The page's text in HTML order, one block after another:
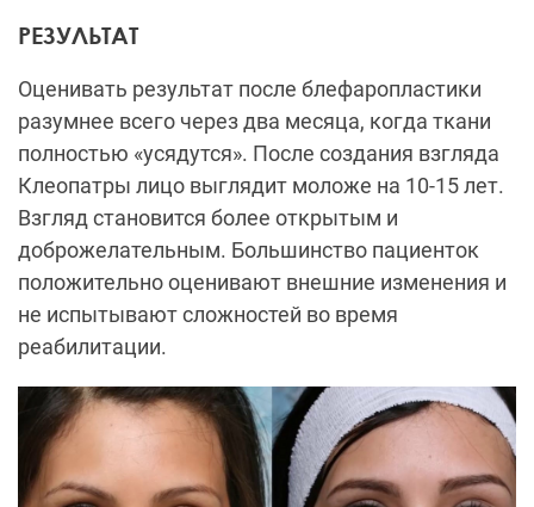
РЕЗУЛЬТАТ
Оценивать результат после блефаропластики
разумнее всего через два месяца, когда ткани
полностью «усядутся». После создания взгляда
Клеопатры лицо выглядит моложе на 10-15 лет.
Взгляд становится более открытым и
доброжелательным. Большинство пациенток
положительно оценивают внешние изменения и
не испытывают сложностей во время
реабилитации.